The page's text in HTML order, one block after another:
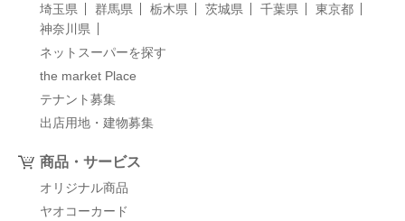
埼玉県
群馬県 栃木県 茨城県 千葉県
東京都
神奈川県
ネットスーパーを探す
the market Place
テナント募集
出店用地・建物募集
商品・サービス
オリジナル商品
ヤオコーカード